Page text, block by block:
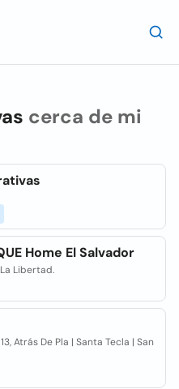
cerca de mi
Home El Salvador
Libertad.
Atrás De Pla | Santa Tecla | San